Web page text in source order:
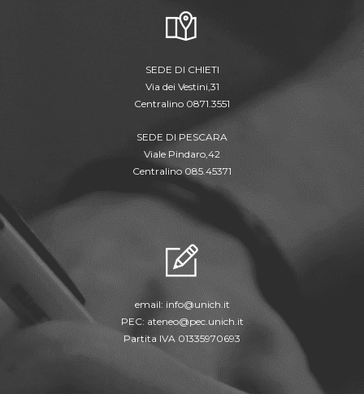
SEDE DI CHIETI
Via dei Vestini,31
Centralino 0871.3551
SEDE DI PESCARA
Viale Pindaro,42
Centralino 085.45371
email: info@unich.it
PEC: ateneo@pec.unich.it
Partita IVA 01335970693